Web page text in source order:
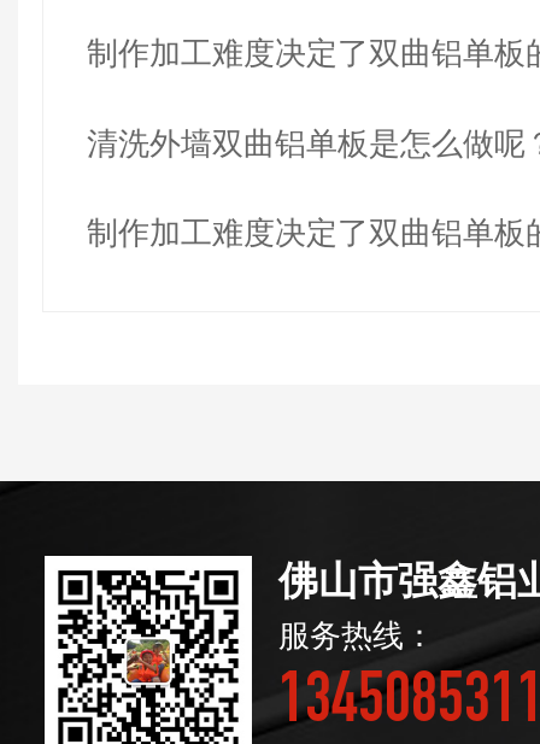
制作加工难度决定了双曲铝单板
清洗外墙双曲铝单板是怎么做呢
制作加工难度决定了双曲铝单板
佛山市强鑫铝
服务热线：